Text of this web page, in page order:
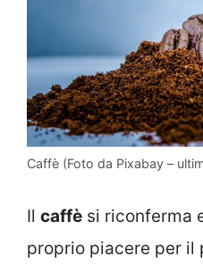
Caffè (Foto da Pixabay –
Il caffè si riconferma
proprio piacere per il